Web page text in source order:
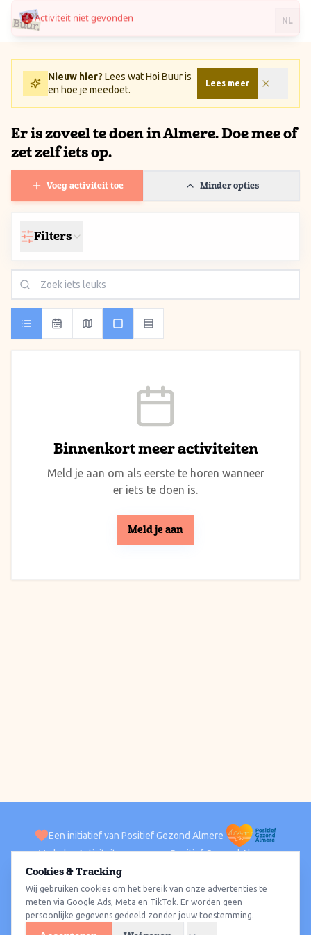
Ga naar inhoud / Skip to content
NL
Nieuw hier? Lees wat Hoi Buur is
en hoe je meedoet.
Lees meer
Er is zoveel te doen in Almere. Doe mee of
zet zelf iets op.
Voeg activiteit toe Minder opties
Filters
Binnenkort meer activiteiten
Meld je aan om als eerste te horen wanneer
er iets te doen is.
Meld je aan
Een initiatief van Positief Gezond Almere
VerhalenActiviteiten Positief Gezond Almere
ACTIVITEITEN PER WIJK
Alle wijkenAlmere HavenAlmere StadAlmere BuitenAlmere Poort
Almere HoutAlmere OosterwoldWat te doen
Cookies & Tracking
Wij gebruiken cookies om het bereik van onze advertenties te
meten via Google Ads, Meta en TikTok. Er worden geen
persoonlijke gegevens gedeeld zonder jouw toestemming.